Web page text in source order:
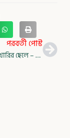
পরবর্তী পোস্ট
রাজকুমার ও ভিখারির ছেলে – মার্ক টোয়েন